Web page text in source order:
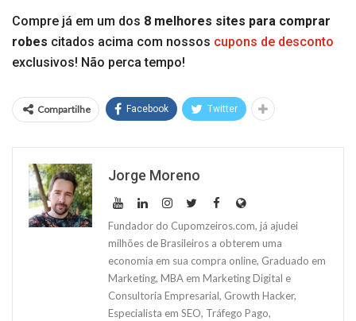
Compre já em um dos 8 melhores sites para comprar
robes citados acima com nossos cupons de desconto
exclusivos! Não perca tempo!
Compartilhe Facebook Twitter
Jorge Moreno
Fundador do Cupomzeiros.com, já ajudei
milhões de Brasileiros a obterem uma
economia em sua compra online, Graduado em
Marketing, MBA em Marketing Digital e
Consultoria Empresarial, Growth Hacker,
Especialista em SEO, Tráfego Pago,